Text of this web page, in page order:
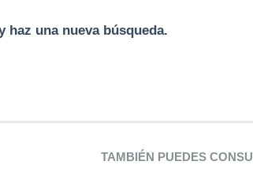
haz una nueva búsqueda.
TAMBIÉN PUEDES